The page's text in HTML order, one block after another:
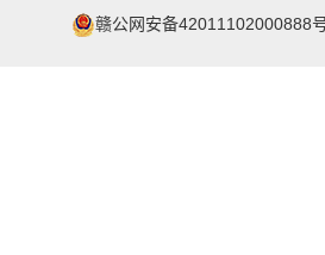
赣公网安备42011102000888